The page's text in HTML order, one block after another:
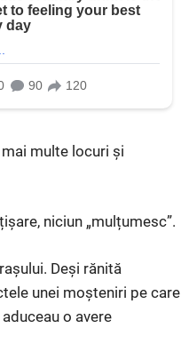
multe locuri și
niciun „mulțumesc”.
Deși rănită
unei moșteniri pe care
o avere